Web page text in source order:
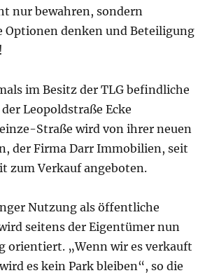
nur bewahren, sondern
Optionen denken und Beteiligung
im Besitz der TLG befindliche
Leopoldstraße Ecke
Straße wird von ihrer neuen
der Firma Darr Immobilien, seit
zum Verkauf angeboten.
Nutzung als öffentliche
seitens der Eigentümer nun
orientiert. „Wenn wir es verkauft
es kein Park bleiben“, so die